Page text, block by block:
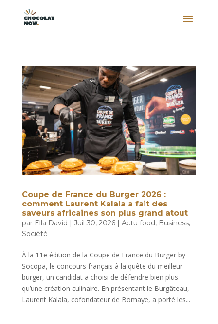
Coupe de France du Burger 2026 :
comment Laurent Kalala a fait des
saveurs africaines son plus grand atout
par Ella David Juil 30, 2026| Actu food, Business,
Société
À la 11e édition de la Coupe de France du Burger by
Socopa, le concours français à la quête du meilleur
burger, un candidat a choisi de défendre bien plus
qu’une création culinaire. En présentant le Burgâteau,
Laurent Kalala, cofondateur de Bomaye, a porté les...